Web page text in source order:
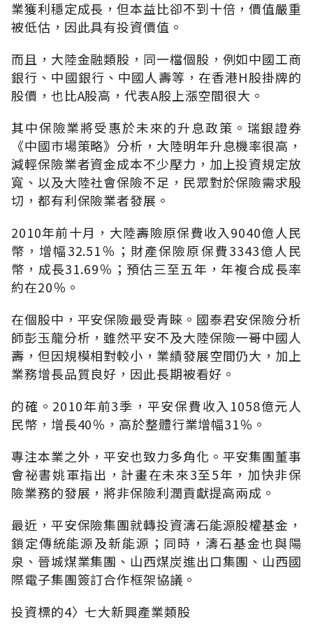
業獲利穩定成長，但本益比卻不到十倍，價值嚴重
被低估，因此具有投資價值。
而且，大陸金融類股，同一檔個股，例如中國工商
銀行、中國銀行、中國人壽等，在香港H股掛牌的
股價，也比A股高，代表A股上漲空間很大。
其中保險業將受惠於未來的升息政策。瑞銀證券
《中國巿場策略》分析，大陸明年升息機率很高，
減輕保險業者資金成本不少壓力，加上投資規定放
寬、以及大陸社會保險不足，民眾對於保險需求殷
切，都有利保險業者發展。
2010年前十月，大陸壽險原保費收入9040億人民
幣，增幅32.51％；財產保險原保費3343億人民
幣，成長31.69％；預估三至五年，年複合成長率
約在20％。
在個股中，平安保險最受青睞。國泰君安保險分析
師彭玉龍分析，雖然平安不及大陸保險一哥中國人
壽，但因規模相對較小，業績發展空間仍大，加上
業務增長品質良好，因此長期被看好。
的確。2010年前3季，平安保費收入1058億元人
民幣，增長40％，高於整體行業增幅31％。
專注本業之外，平安也致力多角化。平安集團董事
會祕書姚軍指出，計畫在未來3至5年，加快非保
險業務的發展，將非保險利潤貢獻提高兩成。
最近，平安保險集團就轉投資濤石能源股權基金，
鎖定傳統能源及新能源；同時，濤石基金也與陽
泉、晉城煤業集團、山西煤炭進出口集團、山西國
際電子集團簽訂合作框架協議。
投資標的4〉七大新興產業類股